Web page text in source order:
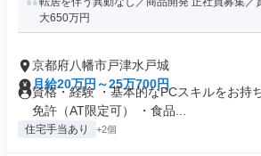
大650万円
京都府八幡市戸津水戸城
月給20万円～25万700円
資格・経験 ・基本的なPCスキルをお持
免許（AT限定可） ・食品...
住宅手当あり +2個